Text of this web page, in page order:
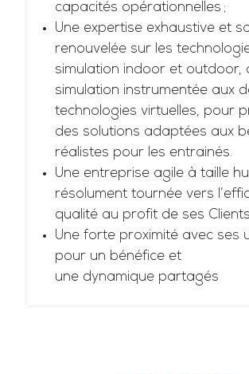
capacités opérationnelles ;
Une expertise exhaustive et
renouvelée sur les
simulation indoor et outdoor,
simulation instrumentée aux
technologies virtuelles, pour
des solutions adaptées aux
réalistes pour les entrainés.
Une entreprise agile à taille
résolument tournée vers
qualité au profit de ses
Une forte proximité avec ses
pour un bénéfice et
une dynamique partagés